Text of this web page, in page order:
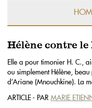
Hélène contre
Elle a pour timonier H. C.,
ou simplement Hélène,
d’Ariane (Mnouchkine). La
ARTICLE - PAR MARIE